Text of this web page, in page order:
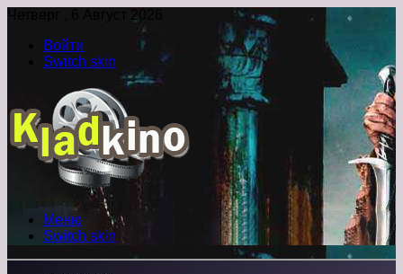
Четверг , 6 Август 2026
Войти
Switch skin
Меню
Switch skin